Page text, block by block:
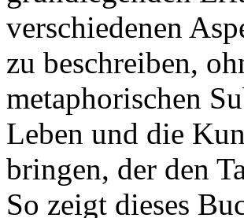
verschiedenen
zu beschreiben,
metaphorischen
Leben und die
bringen, der den
So zeigt dieses